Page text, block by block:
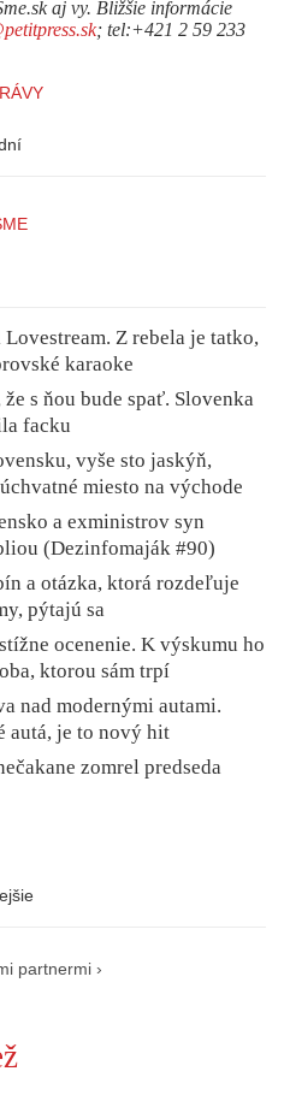
aj vy. Bližšie informácie
; tel:+421 2 59 233
Z rebela je tatko,
karaoke
s ňou bude spať. Slovenka
facku
vyše sto jaskýň,
miesto na východe
a exministrov syn
(Dezinfomaják #90)
a otázka, ktorá rozdeľuje
pýtajú sa
ocenenie. K výskumu ho
ktorou sám trpí
nad modernými autami.
autá, je to nový hit
zomrel predseda
partnermi ›